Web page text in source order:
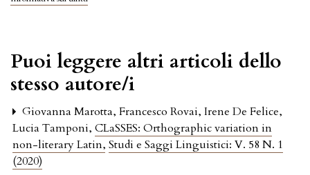
Puoi leggere altri articoli dello
stesso autore/i
Giovanna Marotta, Francesco Rovai, Irene De Felice,
Lucia Tamponi, CLaSSES: Orthographic variation in
non-literary Latin, Studi e Saggi Linguistici: V. 58 N. 1
(2020)